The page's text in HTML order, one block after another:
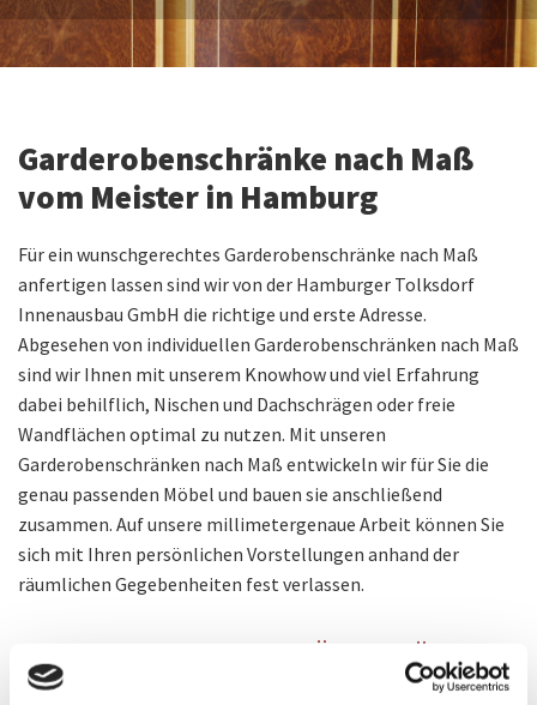
Garderobenschränke nach Maß
vom Meister in Hamburg
Für ein wunschgerechtes Garderobenschränke nach Maß
anfertigen lassen sind wir von der Hamburger Tolksdorf
Innenausbau GmbH die richtige und erste Adresse.
Abgesehen von individuellen Garderobenschränken nach Maß
sind wir Ihnen mit unserem Knowhow und viel Erfahrung
dabei behilflich, Nischen und Dachschrägen oder freie
Wandflächen optimal zu nutzen. Mit unseren
Garderobenschränken nach Maß entwickeln wir für Sie die
genau passenden Möbel und bauen sie anschließend
zusammen. Auf unsere millimetergenaue Arbeit können Sie
sich mit Ihren persönlichen Vorstellungen anhand der
räumlichen Gegebenheiten fest verlassen.
GARDEROBENSCHRANK FÜR VIELFÄLTIGE
NUTZUNG